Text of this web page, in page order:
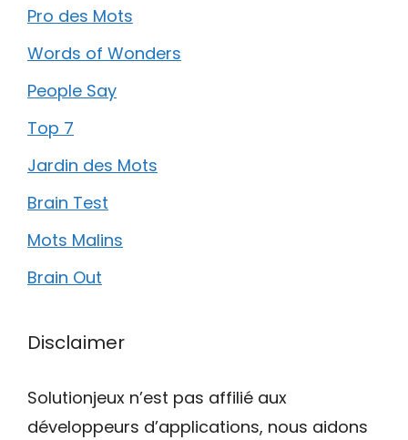
Pro des Mots
Words of Wonders
People Say
Top 7
Jardin des Mots
Brain Test
Mots Malins
Brain Out
Disclaimer
Solutionjeux n’est pas affilié aux
développeurs d’applications, nous aidons